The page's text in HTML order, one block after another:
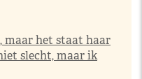
maar het staat haar
slecht, maar ik